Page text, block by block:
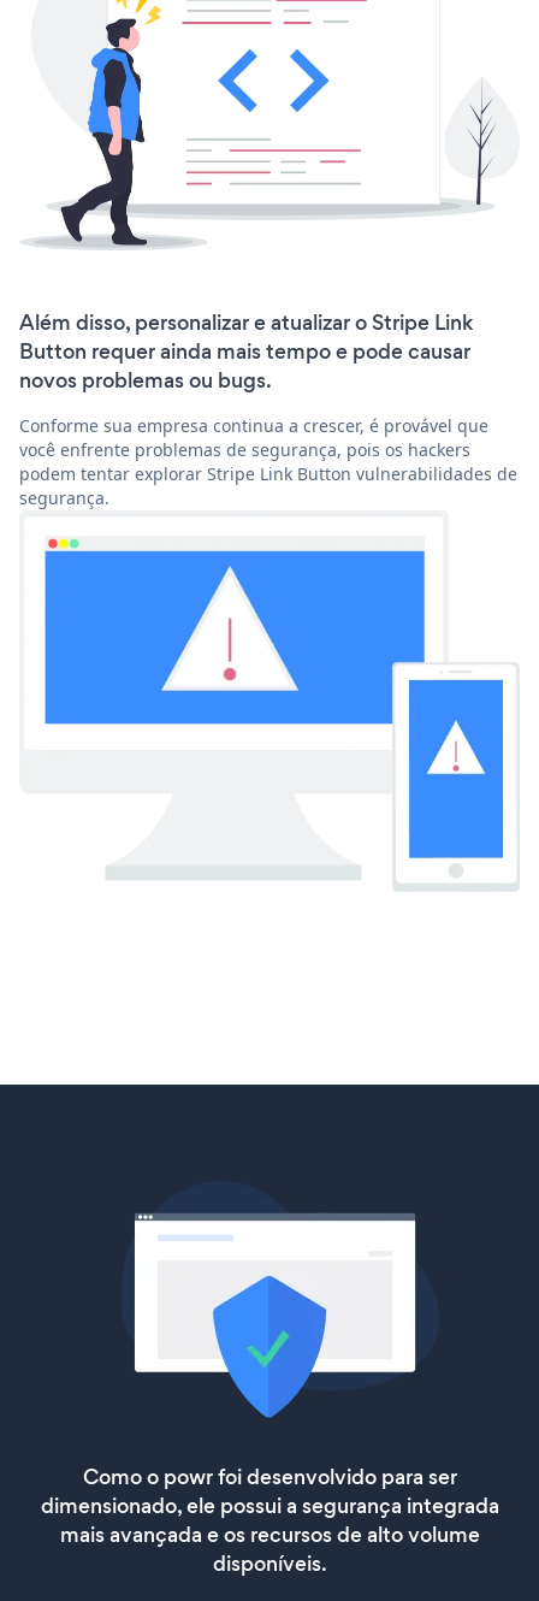
Além disso, personalizar e atualizar o Stripe Link
Button requer ainda mais tempo e pode causar
novos problemas ou bugs.
Conforme sua empresa continua a crescer, é provável que
você enfrente problemas de segurança, pois os hackers
podem tentar explorar Stripe Link Button vulnerabilidades de
segurança.
Como o powr foi desenvolvido para ser
dimensionado, ele possui a segurança integrada
mais avançada e os recursos de alto volume
disponíveis.